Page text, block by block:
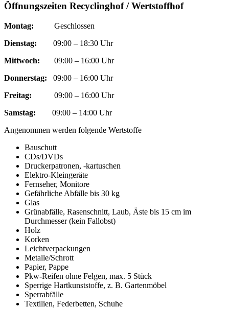
Öffnungszeiten Recyclinghof / Wertstoffhof
Montag: Geschlossen
Dienstag: 09:00 – 18:30 Uhr
Mittwoch: 09:00 – 16:00 Uhr
Donnerstag: 09:00 – 16:00 Uhr
Freitag: 09:00 – 16:00 Uhr
Samstag:
09:00 – 14:00 Uhr
Angenommen werden folgende Wertstoffe
Bauschutt
CDs/DVDs
Druckerpatronen, -kartuschen
Elektro-Kleingeräte
Fernseher, Monitore
Gefährliche Abfälle bis 30 kg
Glas
Grünabfälle, Rasenschnitt, Laub, Äste bis 15 cm im
Durchmesser (kein Fallobst)
Holz
Korken
Leichtverpackungen
Metalle/Schrott
Papier, Pappe
Pkw-Reifen ohne Felgen, max. 5 Stück
Sperrige Hartkunststoffe, z. B. Gartenmöbel
Sperrabfälle
Textilien, Federbetten, Schuhe